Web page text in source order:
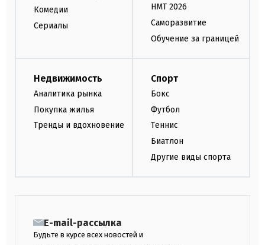
Комедии
Сериалы
НМТ 2026
Саморазвитие
Обучение за границей
Недвижимость
Аналитика рынка
Покупка жилья
Тренды и вдохновение
Спорт
Бокс
Футбол
Теннис
Биатлон
Другие виды спорта
E-mail-рассылка
Будьте в курсе всех новостей и